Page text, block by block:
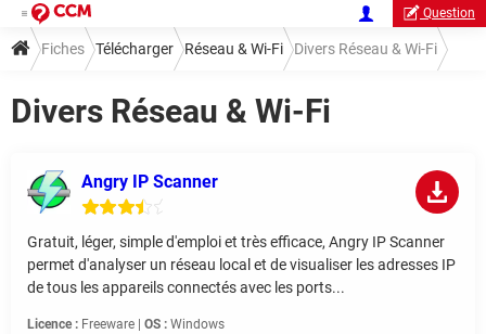
Question
Fiches Télécharger Réseau & Wi-Fi Divers Réseau & Wi-Fi
Divers Réseau & Wi-Fi
Angry IP Scanner
Gratuit, léger, simple d'emploi et très efficace, Angry IP Scanner
permet d'analyser un réseau local et de visualiser les adresses IP
de tous les appareils connectés avec les ports...
Licence : Freeware | OS : Windows